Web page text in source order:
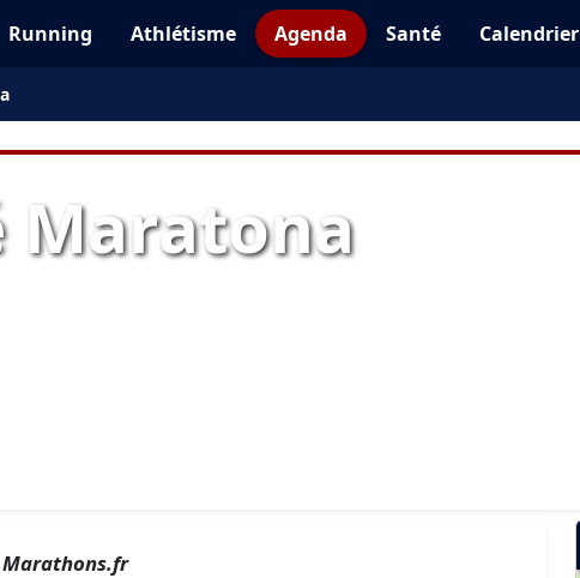
Running Athlétisme Agenda Santé Calendrier
Maratona
Marathons.fr